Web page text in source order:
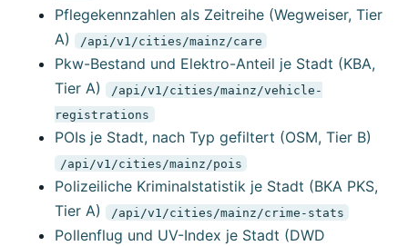
Pflegekennzahlen als Zeitreihe (Wegweiser, Tier
A)
/api/v1/cities/mainz/care
Pkw-Bestand und Elektro-Anteil je Stadt (KBA,
Tier A)
/api/v1/cities/mainz/vehicle-
registrations
POIs je Stadt, nach Typ gefiltert (OSM, Tier B)
/api/v1/cities/mainz/pois
Polizeiliche Kriminalstatistik je Stadt (BKA PKS,
Tier A)
/api/v1/cities/mainz/crime-stats
Pollenflug und UV-Index je Stadt (DWD